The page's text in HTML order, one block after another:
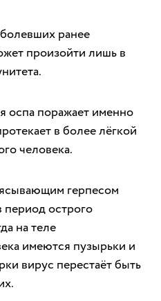
ранее
произойти лишь в
оспа поражает именно
в более лёгкой
человека.
герпесом
острого
на теле
имеются пузырьки и
вирус перестаёт быть